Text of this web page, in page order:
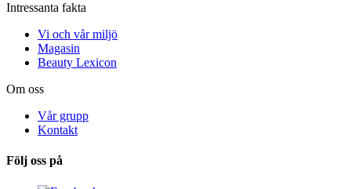
Intressanta fakta
Vi och vår miljö
Magasin
Beauty Lexicon
Om oss
Vår grupp
Kontakt
Följ oss på